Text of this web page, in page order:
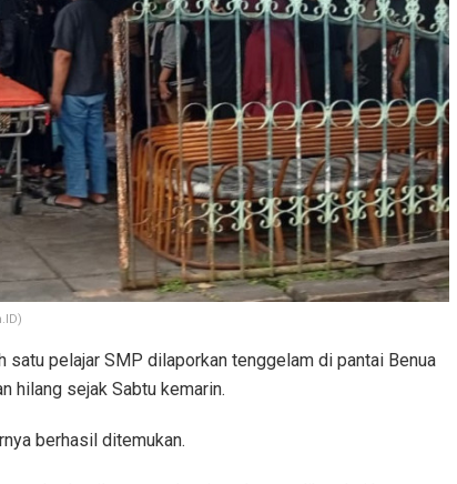
satu pelajar SMP dilaporkan tenggelam di pantai Benua
hilang sejak Sabtu kemarin.
berhasil ditemukan.